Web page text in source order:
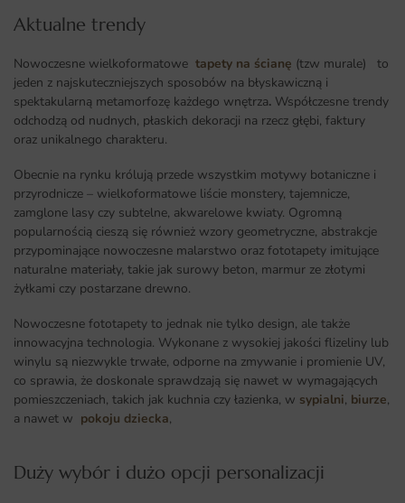
Aktualne trendy​
Nowoczesne wielkoformatowe tapety na ścianę (tzw murale) to
jeden z najskuteczniejszych sposobów na błyskawiczną i
spektakularną metamorfozę każdego wnętrza. Współczesne trendy
odchodzą od nudnych, płaskich dekoracji na rzecz głębi, faktury
oraz unikalnego charakteru.
Obecnie na rynku królują przede wszystkim motywy botaniczne i
przyrodnicze – wielkoformatowe liście monstery, tajemnicze,
zamglone lasy czy subtelne, akwarelowe kwiaty. Ogromną
popularnością cieszą się również wzory geometryczne, abstrakcje
przypominające nowoczesne malarstwo oraz fototapety imitujące
naturalne materiały, takie jak surowy beton, marmur ze złotymi
żyłkami czy postarzane drewno.
Nowoczesne fototapety to jednak nie tylko design, ale także
innowacyjna technologia. Wykonane z wysokiej jakości flizeliny lub
winylu są niezwykle trwałe, odporne na zmywanie i promienie UV,
co sprawia, że doskonale sprawdzają się nawet w wymagających
pomieszczeniach, takich jak kuchnia czy łazienka, w sypialni, biurze,
a nawet w pokoju dziecka,
Duży wybór i dużo opcji personalizacji ​